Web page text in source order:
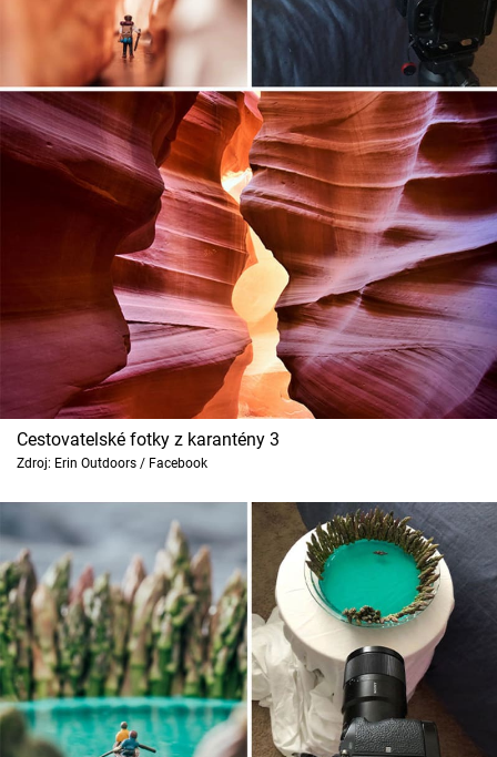
Cestovatelské fotky z karantény 3
Zdroj: Erin Outdoors / Facebook